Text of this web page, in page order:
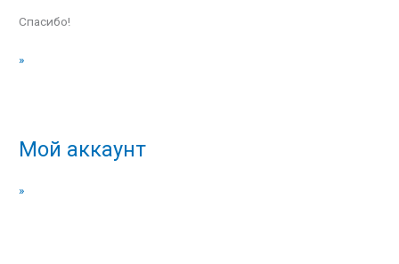
Спасибо!
»
Мой аккаунт
Мой
»